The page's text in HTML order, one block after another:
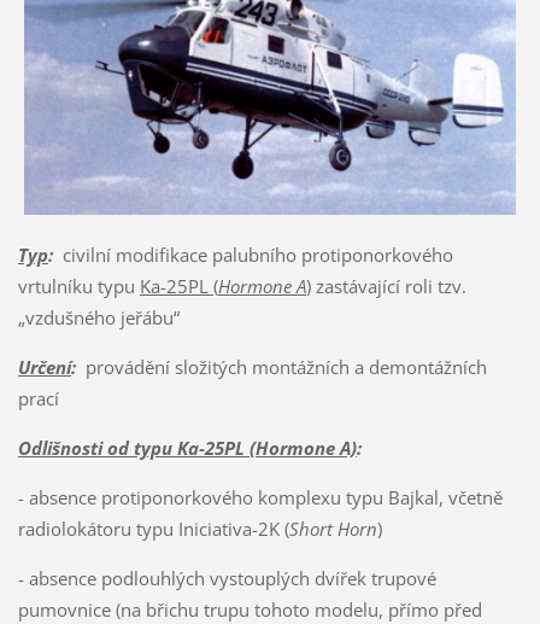
Typ:civilní modifikace palubního protiponorkového
vrtulníku typu Ka-25PL (Hormone A)zastávající roli tzv.
„vzdušného jeřábu“
Určení:provádění složitých montážních a demontážních
prací
Odlišnosti od typu Ka-25PL (Hormone A):
- absence protiponorkového komplexu typu Bajkal, včetně
radiolokátoru typu Iniciativa-2K (Short Horn)
- absence podlouhlých vystouplých dvířek trupové
pumovnice (na břichu trupu tohoto modelu, přímo před